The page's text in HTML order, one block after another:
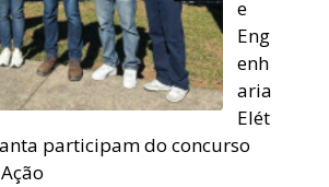
e
Eng
enh
aria
Elét
participam do concurso